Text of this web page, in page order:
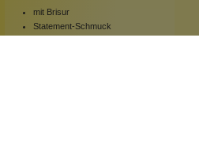
mit Brisur
Statement-Schmuck